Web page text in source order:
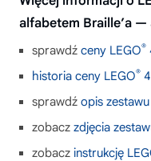
alfabetem Braille’a —
sprawdź ceny LEGO®
historia ceny LEGO®
sprawdź opis
zobacz zdjęcia
zobacz instrukcję